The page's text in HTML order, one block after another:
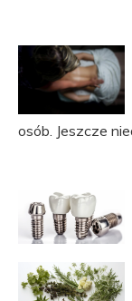
osób. Jeszcze